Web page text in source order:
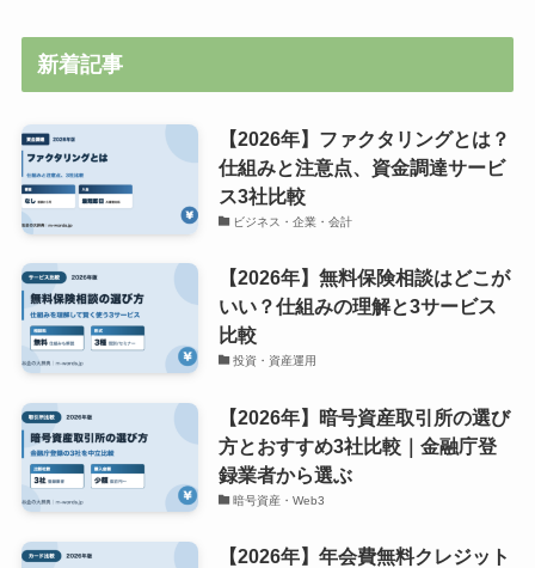
新着記事
【2026年】ファクタリングとは？
仕組みと注意点、資金調達サービ
ス3社比較
ビジネス・企業・会計
【2026年】無料保険相談はどこが
いい？仕組みの理解と3サービス
比較
投資・資産運用
【2026年】暗号資産取引所の選び
方とおすすめ3社比較｜金融庁登
録業者から選ぶ
暗号資産・Web3
【2026年】年会費無料クレジット